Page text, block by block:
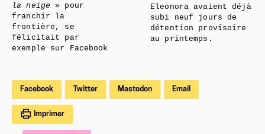
la neige » pour
franchir la
frontière, se
félicitait par
exemple sur Facebook
Eleonora avaient déjà
subi neuf jours de
détention provisoire
au printemps.
Facebook Twitter Mastodon Email
Imprimer